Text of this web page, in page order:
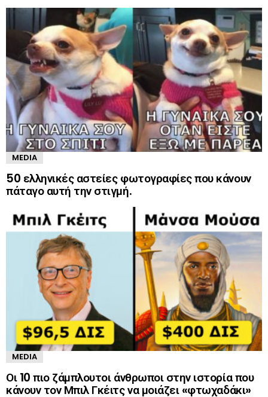
MEDIA
50 ελληνικές αστείες φωτογραφίες που κάνουν
πάταγο αυτή την στιγμή.
MEDIA
Οι 10 πιο ζάμπλουτοι άνθρωποι στην ιστορία που
κάνουν τον Μπιλ Γκέιτς να μοιάζει «φτωχαδάκι»